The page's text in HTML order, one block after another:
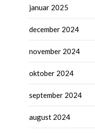
januar 2025
december 2024
november 2024
oktober 2024
september 2024
august 2024